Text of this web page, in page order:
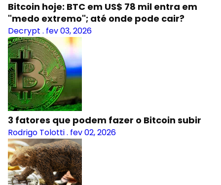
Bitcoin hoje: BTC em US$ 78 mil entra em
"medo extremo"; até onde pode cair?
Decrypt . fev 03, 2026
3 fatores que podem fazer o Bitcoin subir
Rodrigo Tolotti. fev 02, 2026